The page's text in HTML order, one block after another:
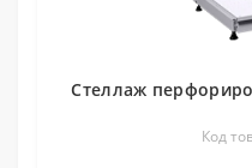
Стеллаж
Код